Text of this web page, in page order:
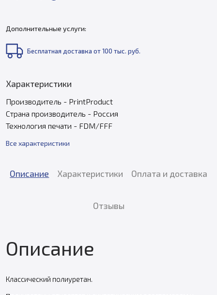
Дополнительные услуги:
Бесплатная доставка от 100 тыс. руб.
Характеристики
Производитель - PrintProduct
Страна производитель - Россия
Технология печати - FDM/FFF
Все характеристики
Описание Характеристики Оплата и доставка
Отзывы
Описание
Классический полиуретан.